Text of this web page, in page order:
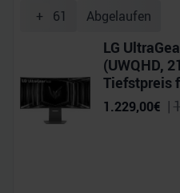
+ 61 Abgelaufen
LG
(UWQHD,
Tiefstpreis
1.229,00€ |